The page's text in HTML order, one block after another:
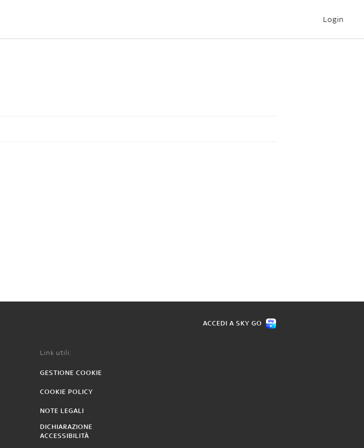
Login
ACCEDI A SKY GO
Link utili:
GESTIONE COOKIE
COOKIE POLICY
NOTE LEGALI
DICHIARAZIONE
ACCESSIBILITÀ